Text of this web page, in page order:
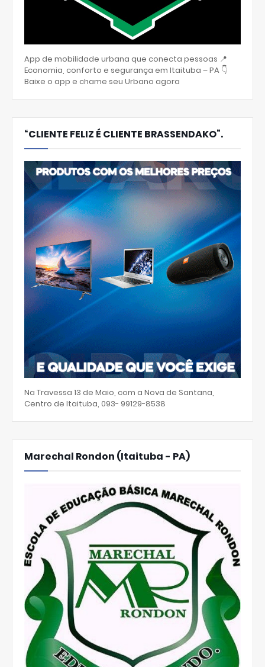
App de mobilidade urbana que conecta pessoas 📍
Economia, conforto e segurança em Itaituba – PA 👇
Baixe o app e chame seu Urbano agora
“CLIENTE FELIZ É CLIENTE BRASSENDAKO”.
Na Travessa 13 de Maio, com a Nova de Santana,
Centro de Itaituba, 093- 99129-8538
Marechal Rondon (Itaituba - PA)